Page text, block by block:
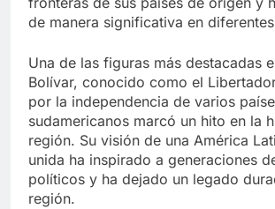
de manera significativa en
Una de las figuras más destacadas
Bolívar, conocido como el
por la independencia de varios
sudamericanos marcó un hito en la
región. Su visión de una América
unida ha inspirado a generaciones
políticos y ha dejado un legado
región.